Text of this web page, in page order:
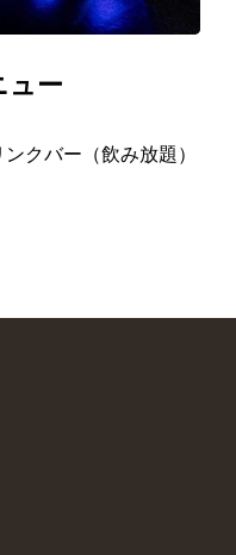
ュー
クバー（飲み放題）